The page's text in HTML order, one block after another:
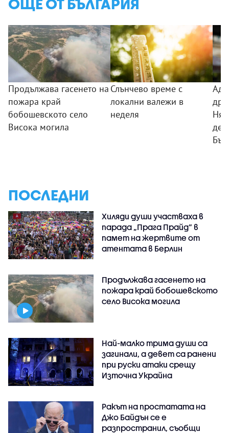
ОЩЕ ОТ БЪЛГАРИЯ
Продължава гасенето на
пожара край
бобошевското село
Висока могила
Слънчево време с
локални валежи в
неделя
ПОСЛЕДНИ
Хиляди души участваха в
парада „Прага Прайд“ в
памет на жертвите от
атентата в Берлин
Продължава гасенето на
пожара край бобошевското
село Висока могила
Най-малко трима души са
загинали, а девет са ранени
при руски атаки срещу
Източна Украйна
Ракът на простатата на
Джо Байдън се е
разпространил, съобщи